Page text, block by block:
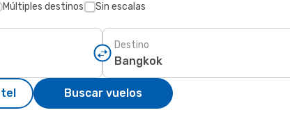
Múltiples destinos Sin escalas
Destino
Buscar vuelos